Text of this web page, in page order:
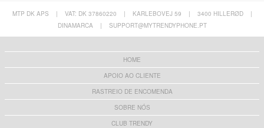
MTP DK APS | VAT: DK 37860220 | KARLEBOVEJ 59 | 3400 HILLERØD
|
DINAMARCA
| SUPPORT@MYTRENDYPHONE.PT
HOME
APOIO AO CLIENTE
RASTREIO DE ENCOMENDA
SOBRE NÓS
CLUB TRENDY